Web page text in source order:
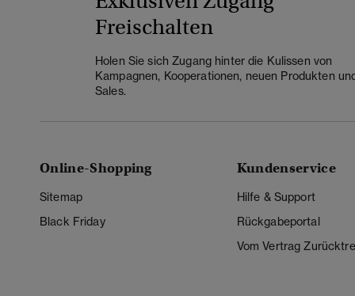
Freischalten
Holen Sie sich Zugang hinter die Kulissen von
Kampagnen, Kooperationen, neuen Produkten
Sales.
Online-Shopping
Sitemap
Black Friday
Kundenservice
Hilfe & Support
Rückgabeportal
Vom Vertrag